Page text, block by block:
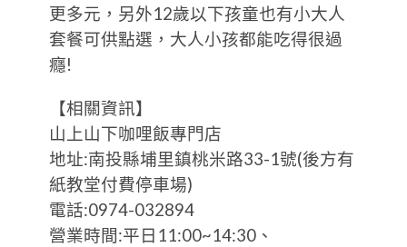
更多元，另外12歲以下孩童也有小大人
套餐可供點選，大人小孩都能吃得很過
癮!
【相關資訊】
山上山下咖哩飯專門店
地址:南投縣埔里鎮桃米路33-1號(後方有
紙教堂付費停車場)
電話:0974-032894
營業時間:平日11:00~14:30、